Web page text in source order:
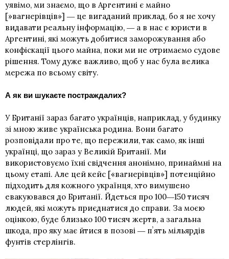
уявімо, ми знаємо, що в Аргентині є майно
[»вагнерівців»] ― це вигаданий приклад, бо я не хочу
видавати реальну інформацію, ― а в нас є юристи в
Аргентині, які можуть добитися заморожування або
конфіскації цього майна, поки ми не отримаємо судове
рішення. Тому дуже важливо, щоб у нас була велика
мережа по всьому світу.
А як ви шукаєте постраждалих?
У Британії зараз багато українців, наприклад, у будинку
зі мною живе українська родина. Вони багато
розповідали про те, що пережили, так само, як інші
українці, що зараз у Великій Британії. Ми
використовуємо їхні свідчення анонімно, принаймні на
цьому етапі. Але цей кейс [«вагнерівців»] потенційно
підходить для кожного українця, хто вимушено
евакуювався до Британії. Йдеться про 100―150 тисяч
людей, які можуть приєднатися до справи. За моєю
оцінкою, буде близько 100 тисяч жертв, а загальна
шкода, про яку має йтися в позові ― пʼять мільярдів
фунтів стерлінгів.